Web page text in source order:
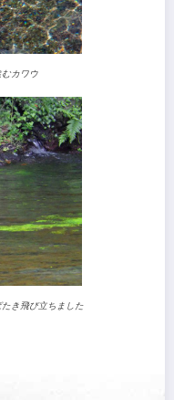
むカワウ
き飛び立ちました